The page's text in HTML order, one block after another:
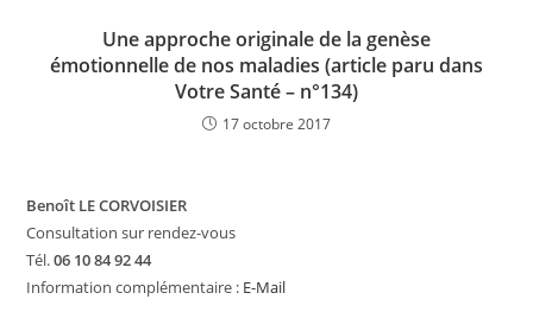
Une approche originale de la genèse
émotionnelle de nos maladies (article paru dans
Votre Santé – n°134)
17 octobre 2017
Benoît LE CORVOISIER
Consultation sur rendez-vous
Tél.06 10 84 92 44
Information complémentaire : E-Mail